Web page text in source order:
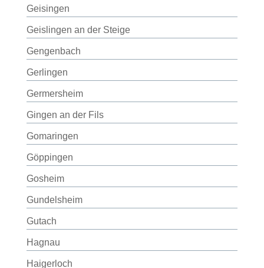
Geisingen
Geislingen an der Steige
Gengenbach
Gerlingen
Germersheim
Gingen an der Fils
Gomaringen
Göppingen
Gosheim
Gundelsheim
Gutach
Hagnau
Haigerloch